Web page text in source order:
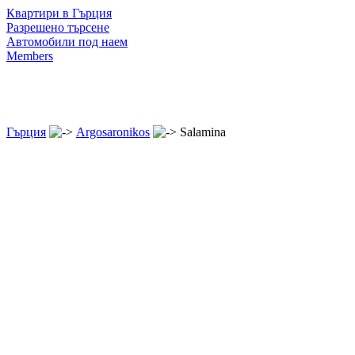
Квартири в Гърция
Разрешено търсене
Автомобили под наем
Members
Гърция Argosaronikos Salamina